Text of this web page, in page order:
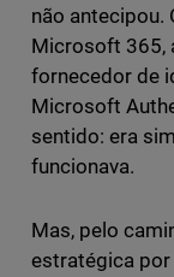
não antecipou.
Microsoft 365,
fornecedor de
Microsoft
sentido: era
funcionava.
Mas, pelo
estratégica